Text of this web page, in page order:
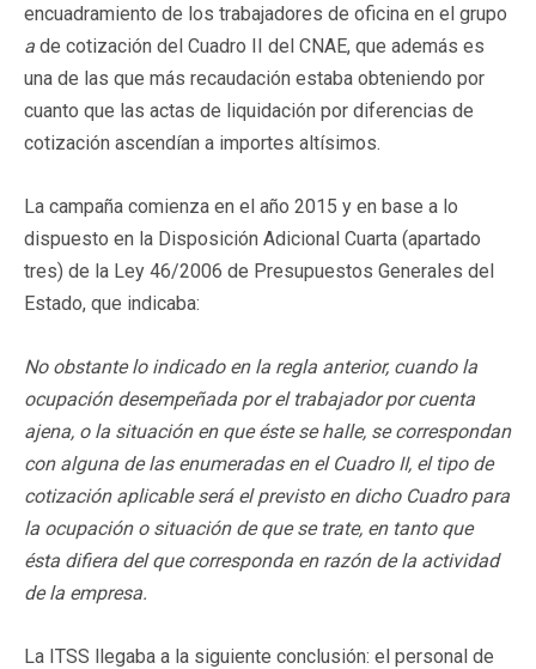
encuadramiento de los trabajadores de oficina en el grupo
a de cotización del Cuadro II del CNAE, que además es
una de las que más recaudación estaba obteniendo por
cuanto que las actas de liquidación por diferencias de
cotización ascendían a importes altísimos.
La campaña comienza en el año 2015 y en base a lo
dispuesto en la Disposición Adicional Cuarta (apartado
tres) de la Ley 46/2006 de Presupuestos Generales del
Estado, que indicaba:
No obstante lo indicado en la regla anterior, cuando la
ocupación desempeñada por el trabajador por cuenta
ajena, o la situación en que éste se halle, se correspondan
con alguna de las enumeradas en el Cuadro II, el tipo de
cotización aplicable será el previsto en dicho Cuadro para
la ocupación o situación de que se trate, en tanto que
ésta difiera del que corresponda en razón de la actividad
de la empresa.
La ITSS llegaba a la siguiente conclusión: el personal de